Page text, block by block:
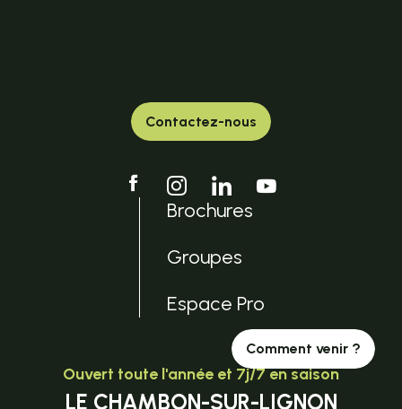
Contactez-nous
Brochures
Groupes
Espace Pro
Comment venir ?
Ouvert toute l'année et 7j/7 en saison
LE CHAMBON-SUR-LIGNON